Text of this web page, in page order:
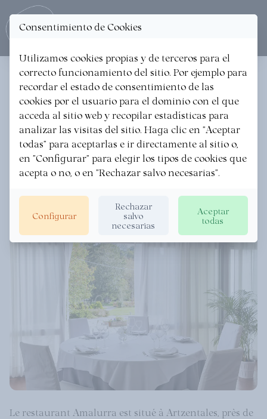
AMALURRA ECOHOTEL &
RETREAT CENTER
Restauración // Restaurants
Le restaurant Amalurra est situé à Artzentales, près de
Consentimiento de Cookies
Utilizamos cookies propias y de terceros para el
correcto funcionamiento del sitio. Por ejemplo para
recordar el estado de consentimiento de las
cookies por el usuario para el dominio con el que
acceda al sitio web y recopilar estadísticas para
analizar las visitas del sitio. Haga clic en "Aceptar
todas" para aceptarlas e ir directamente al sitio o,
en "Configurar" para elegir los tipos de cookies que
acepta o no, o en "Rechazar salvo necesarias".
Configurar
Rechazar
salvo
necesarias
Aceptar
todas